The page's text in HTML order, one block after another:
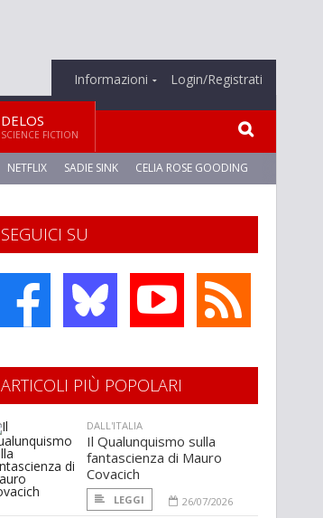
Informazioni Login/Registrati
DELOS
SCIENCE FICTION
NETFLIX SADIE SINK CELIA ROSE GOODING
SEGUICI SU
ARTICOLI PIÙ POPOLARI
DALL'ITALIA
Il Qualunquismo sulla
fantascienza di Mauro
Covacich
LEGGI
26/07/2026